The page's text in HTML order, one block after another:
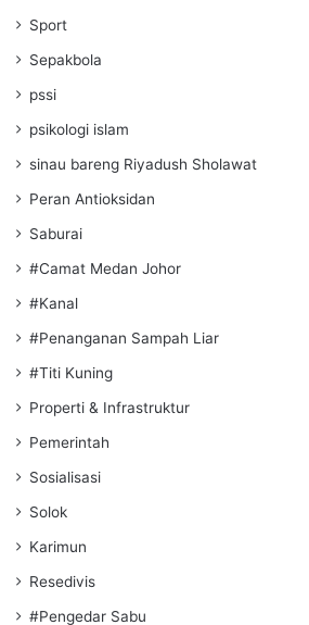
Sport
Sepakbola
pssi
psikologi islam
sinau bareng Riyadush Sholawat
Peran Antioksidan
Saburai
#Camat Medan Johor
#Kanal
#Penanganan Sampah Liar
#Titi Kuning
Properti & Infrastruktur
Pemerintah
Sosialisasi
Solok
Karimun
Resedivis
#Pengedar Sabu